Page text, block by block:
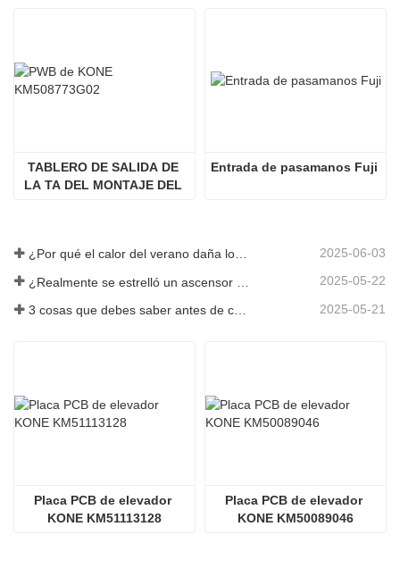
TABLERO DE SALIDA DE
LA TA DEL MONTAJE DEL
Entrada de pasamanos Fuji
¿Por qué el calor del verano daña los ascensores? 2025-06-03
2025-05-22
2025-05-21
Placa PCB de elevador
KONE KM51113128
Placa PCB de elevador
KONE KM50089046